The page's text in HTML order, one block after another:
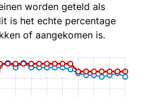
worden geteld als
is het echte percentage
of aangekomen is.